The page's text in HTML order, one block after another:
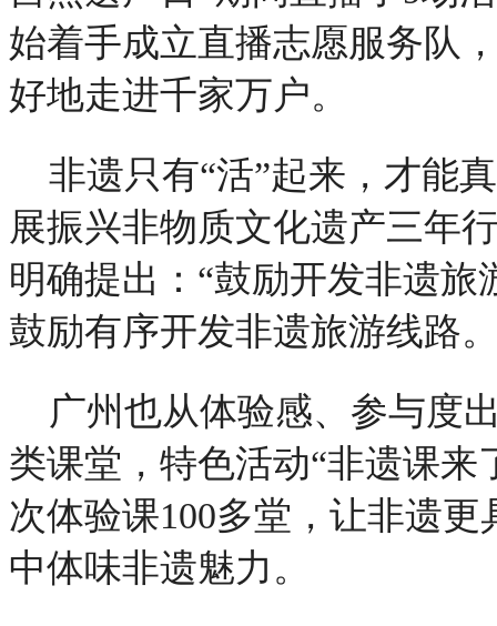
始着手成立直播志愿服务队
好地走进千家万户。
非遗只有“活”起来，才能
展振兴非物质文化遗产三年
明确提出：“鼓励开发非遗
鼓励有序开发非遗旅游线路
广州也从体验感、参与度
类课堂，特色活动“非遗课来
次体验课100多堂，让非遗
中体味非遗魅力。